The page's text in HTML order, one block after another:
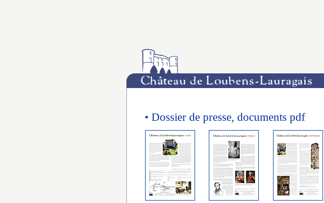
• Dossier de presse, documents pdf